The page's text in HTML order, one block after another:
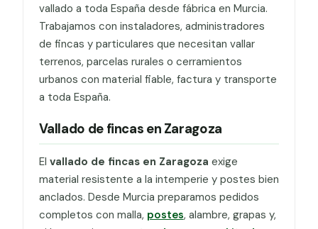
vallado a toda España desde fábrica en Murcia.
Trabajamos con instaladores, administradores
de fincas y particulares que necesitan vallar
terrenos, parcelas rurales o cerramientos
urbanos con material fiable, factura y transporte
a toda España.
Vallado de fincas en Zaragoza
El vallado de fincas en Zaragoza exige
material resistente a la intemperie y postes bien
anclados. Desde Murcia preparamos pedidos
completos con malla, postes, alambre, grapas y,